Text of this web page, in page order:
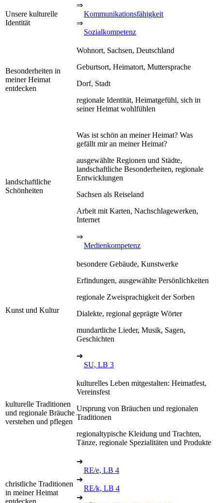
Unsere kulturelle
Identität
⇒
Kommunikationsfähigkeit
⇒
Sozialkompetenz
Besonderheiten in
meiner Heimat
entdecken
Wohnort, Sachsen, Deutschland
Geburtsort, Heimatort, Muttersprache
Dorf, Stadt
regionale Identität, Heimatgefühl, sich in
seiner Heimat wohlfühlen
landschaftliche
Schönheiten
Was ist schön an meiner Heimat? Was
gefällt mir an meiner Heimat?
ausgewählte Regionen und Städte,
landschaftliche Besonderheiten, regionale
Entwicklungen
Sachsen als Reiseland
Arbeit mit Karten, Nachschlagewerken,
Internet
⇒
Medienkompetenz
Kunst und Kultur
besondere Gebäude, Kunstwerke
Erfindungen, ausgewählte Persönlichkeiten
regionale Zweisprachigkeit der Sorben
Dialekte, regional geprägte Wörter
mundartliche Lieder, Musik, Sagen,
Geschichten
➔
SU, LB 3
kulturelle Traditionen
und regionale Bräuche
verstehen und pflegen
kulturelles Leben mitgestalten: Heimatfest,
Vereinsfest
Ursprung von Bräuchen und regionalen
Traditionen
regionaltypische Kleidung und Trachten,
Tänze, regionale Spezialitäten und Produkte
christliche Traditionen
in meiner Heimat
entdecken
➔
RE/e, LB 4
➔
RE/k, LB 4
➔